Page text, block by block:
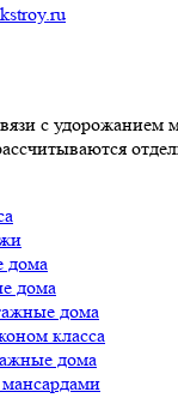
с удорожанием
дома
дома
дома
класса
дома